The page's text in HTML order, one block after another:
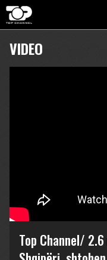
VIDEO
Top Channel/